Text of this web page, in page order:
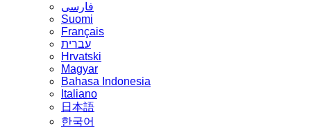
فارسی
Suomi
Français
עברית
Hrvatski
Magyar
Bahasa Indonesia
Italiano
日本語
한국어